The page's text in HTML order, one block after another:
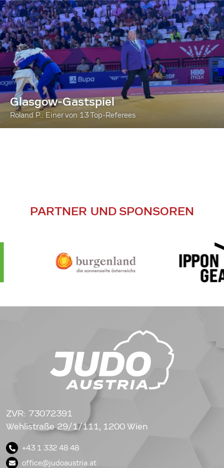
Glasgow-Gastspiel
Roland P.: Einer von 13 Top-Referees
PARTNER UND SPONSOREN
ZVR: 73072391
Wehlistraße 29/1/111, 1200 Wien
+43 1 332 48 48
office@judoaustria.at